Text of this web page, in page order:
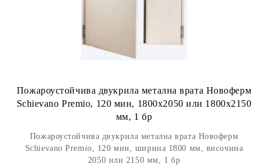
Пожароустойчива двукрила метална врата Новоферм
Schievano Premio, 120 мин, 1800х2050 или 1800х2150
мм, 1 бр
Пожароустойчива двукрила метална врата Новоферм
Schievano Premio, 120 мин, ширина 1800 мм, височина
2050 или 2150 мм, 1 бр